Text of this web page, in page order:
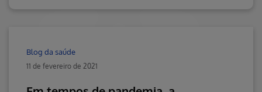
Blog da saúde
11 de fevereiro de 2021